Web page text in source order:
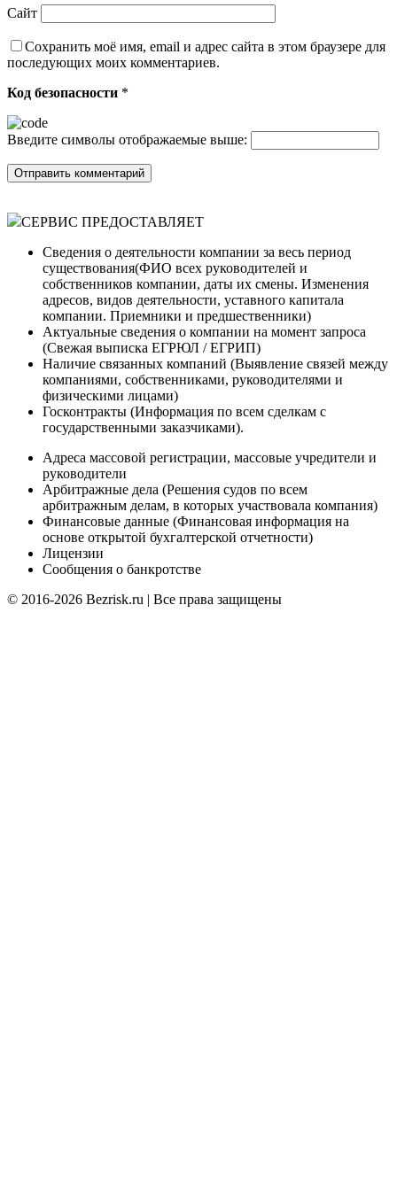
Сайт
Сохранить моё имя, email и адрес сайта в этом браузере для
последующих моих комментариев.
Код безопасности *
Введите символы отображаемые выше:
СЕРВИС ПРЕДОСТАВЛЯЕТ
Сведения о деятельности компании за весь период
существования(ФИО всех руководителей и
собственников компании, даты их смены. Изменения
адресов, видов деятельности, уставного капитала
компании. Приемники и предшественники)
Актуальные сведения о компании на момент запроса
(Cвежая выписка ЕГРЮЛ / ЕГРИП)
Наличие связанных компаний (Выявление связей между
компаниями, собственниками, руководителями и
физическими лицами)
Госконтракты (Информация по всем сделкам с
государственными заказчиками).
Адреса массовой регистрации, массовые учредители и
руководители
Арбитражные дела (Решения судов по всем
арбитражным делам, в которых участвовала компания)
Финансовые данные (Финансовая информация на
основе открытой бухгалтерской отчетности)
Лицензии
Сообщения о банкротстве
© 2016-2026 Bezrisk.ru | Все права защищены